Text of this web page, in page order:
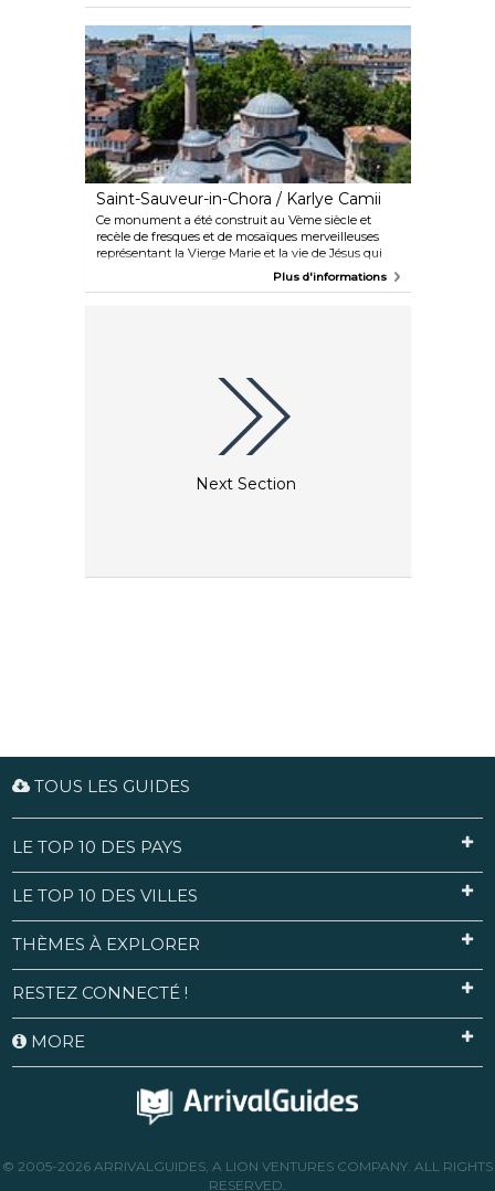
Saint-Sauveur-in-Chora / Karlye Camii
Ce monument a été construit au Vème siècle et
recèle de fresques et de mosaïques merveilleuses
représentant la Vierge Marie et la vie de Jésus qui
Plus d'informations
Next Section
TOUS LES GUIDES
LE TOP 10 DES PAYS
LE TOP 10 DES VILLES
THÈMES À EXPLORER
RESTEZ CONNECTÉ !
MORE
© 2005-2026 ARRIVALGUIDES, A LION VENTURES COMPANY. ALL RIGHTS
RESERVED.